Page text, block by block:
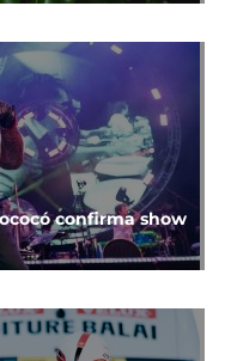
confirma show